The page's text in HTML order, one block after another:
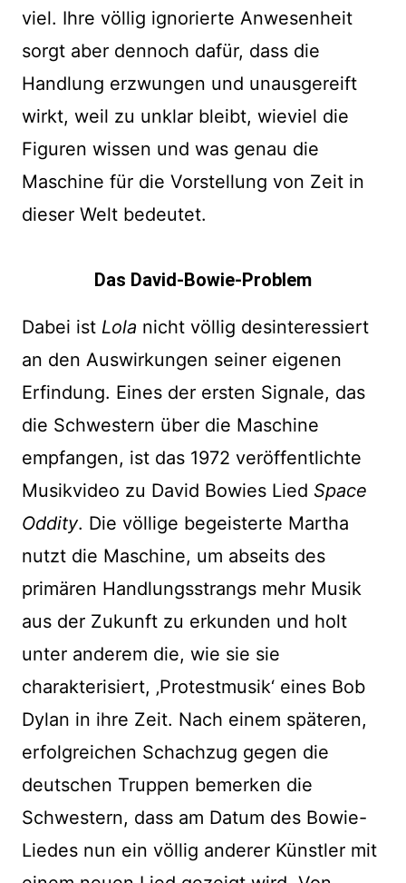
viel. Ihre völlig ignorierte Anwesenheit
sorgt aber dennoch dafür, dass die
Handlung erzwungen und unausgereift
wirkt, weil zu unklar bleibt, wieviel die
Figuren wissen und was genau die
Maschine für die Vorstellung von Zeit in
dieser Welt bedeutet.
Das David-Bowie-Problem
Dabei ist Lola nicht völlig desinteressiert
an den Auswirkungen seiner eigenen
Erfindung. Eines der ersten Signale, das
die Schwestern über die Maschine
empfangen, ist das 1972 veröffentlichte
Musikvideo zu David Bowies Lied Space
Oddity. Die völlige begeisterte Martha
nutzt die Maschine, um abseits des
primären Handlungsstrangs mehr Musik
aus der Zukunft zu erkunden und holt
unter anderem die, wie sie sie
charakterisiert, ‚Protestmusik‘ eines Bob
Dylan in ihre Zeit. Nach einem späteren,
erfolgreichen Schachzug gegen die
deutschen Truppen bemerken die
Schwestern, dass am Datum des Bowie-
Liedes nun ein völlig anderer Künstler mit